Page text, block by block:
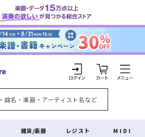
ロ
グ
イ
カ
ー
ト
雑貨/楽器 レジスト MIDI